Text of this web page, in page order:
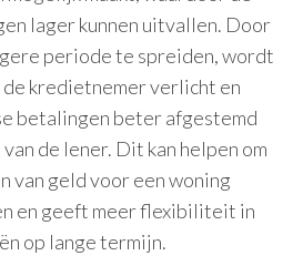
lager kunnen uitvallen. Door
periode te spreiden, wordt
kredietnemer verlicht en
betalingen beter afgestemd
de lener. Dit kan helpen om
van geld voor een woning
en geeft meer flexibiliteit in
op lange termijn.